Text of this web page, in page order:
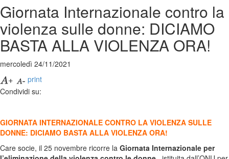
Giornata Internazionale contro la
violenza sulle donne: DICIAMO
BASTA ALLA VIOLENZA ORA!
mercoledì 24/11/2021
print
Condividi su:
GIORNATA INTERNAZIONALE CONTRO LA VIOLENZA SULLE
DONNE: DICIAMO BASTA ALLA VIOLENZA ORA!
Care socie, il 25 novembre ricorre la Giornata Internazionale per